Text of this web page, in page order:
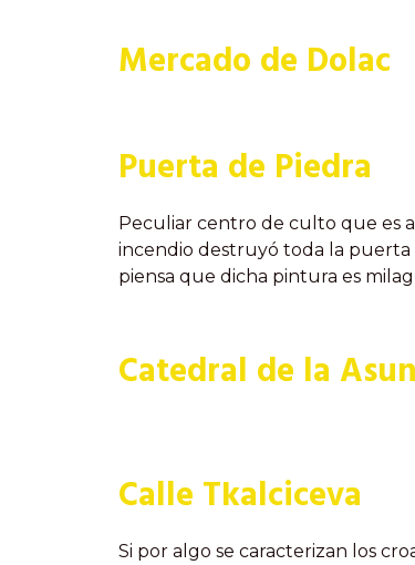
Mercado de Dolac
Puerta de Piedra
Peculiar centro de culto que es
incendio destruyó toda la puerta
piensa que dicha pintura es
Catedral de la
Calle Tkalciceva
Si por algo se caracterizan los